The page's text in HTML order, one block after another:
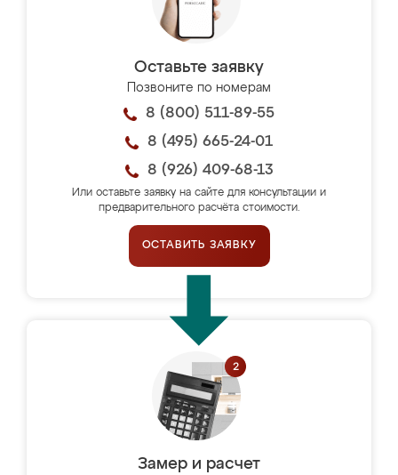
Оставьте заявку
Позвоните по номерам
8 (800) 511-89-55
8 (495) 665-24-01
8 (926) 409-68-13
Или оставьте заявку на сайте для консультации и
предварительного расчёта стоимости.
ОСТАВИТЬ ЗАЯВКУ
Замер и расчет